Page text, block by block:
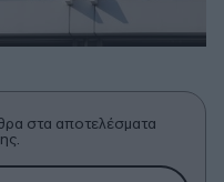
στα αποτελέσματα